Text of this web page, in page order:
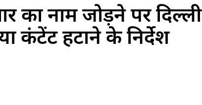
का नाम जोड़ने पर दिल्ली
कंटेंट हटाने के निर्देश